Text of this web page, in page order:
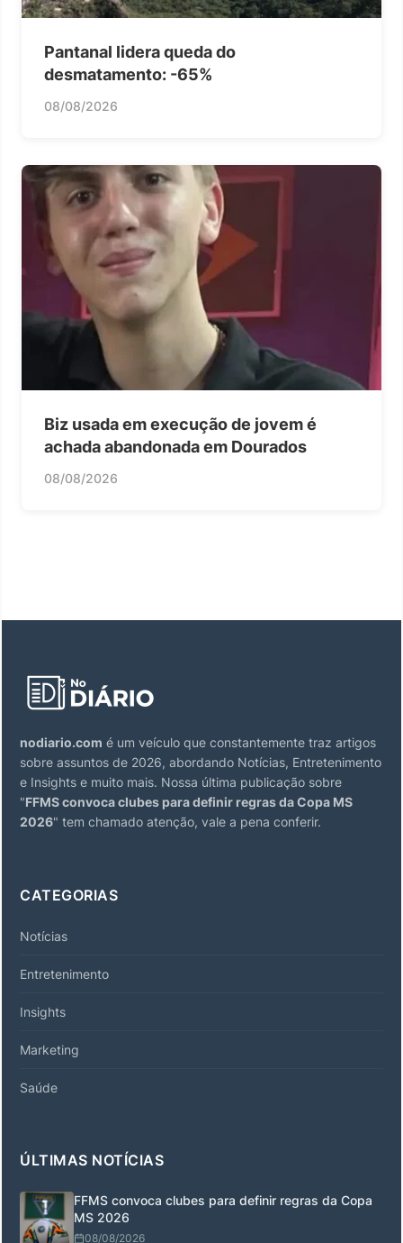
Pantanal lidera queda do
desmatamento: -65%
08/08/2026
Biz usada em execução de jovem é
achada abandonada em Dourados
08/08/2026
nodiario.com é um veículo que constantemente traz artigos
sobre assuntos de 2026, abordando Notícias, Entretenimento
e Insights e muito mais. Nossa última publicação sobre
"FFMS convoca clubes para definir regras da Copa MS
2026" tem chamado atenção, vale a pena conferir.
CATEGORIAS
Notícias
Entretenimento
Insights
Marketing
Saúde
ÚLTIMAS NOTÍCIAS
FFMS convoca clubes para definir regras da Copa
MS 2026
08/08/2026